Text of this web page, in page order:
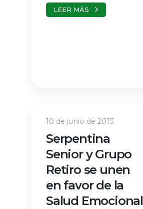
LEER MÁS
10 de junio de 2015
Serpentina
Senior y Grupo
Retiro se unen
en favor de la
Salud Emocional